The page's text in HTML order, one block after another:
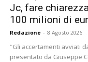
Jc, fare
100 milioni di
Redazione - 8 Agosto 2026
"Gli accertamenti avviati
presentato da Giuseppe